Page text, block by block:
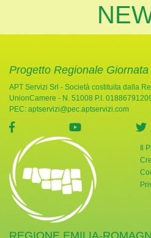
Progetto Regionale Giornata
APT Servizi Srl - Società costituita dalla
UnionCamere - N. 51008 P.I.
PEC: aptservizi@pec.aptservizi.com
visita la pagina Facebook di
visita la
Il
REGIONE EMILIA-